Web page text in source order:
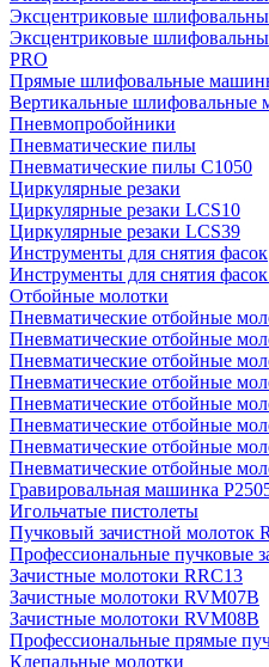
Эксцентриковые
Эксцентриковые
PRO
Прямые шлифовальные
Вертикальные шлифовальные
Пневмопробойники
Пневматические пилы
Пневматические пилы C1050
Циркулярные резаки
Циркулярные резаки LCS10
Циркулярные резаки LCS39
Инструменты для снятия фасок
Инструменты для снятия
Отбойные молотки
Пневматические отбойные
Пневматические отбойные
Пневматические отбойные
Пневматические отбойные
Пневматические отбойные
Пневматические отбойные
Пневматические отбойные
Пневматические отбойные
Гравировальная машинка
Игольчатые пистолеты
Пучковый зачистной молоток
Профессиональные пучковые
Зачистные молотоки RRC13
Зачистные молотоки RVM07B
Зачистные молотоки RVM08B
Профессиональные прямые
Клепальные молотки